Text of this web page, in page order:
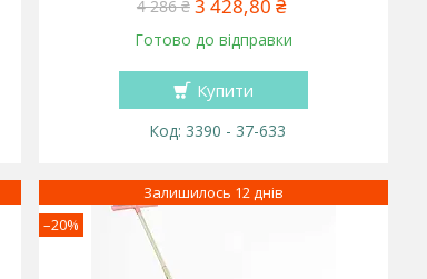
4 286 ₴ 3 428,80 ₴
Готово до відправки
Купити
3390 - 37-633
–20%
Залишилось 12 днів